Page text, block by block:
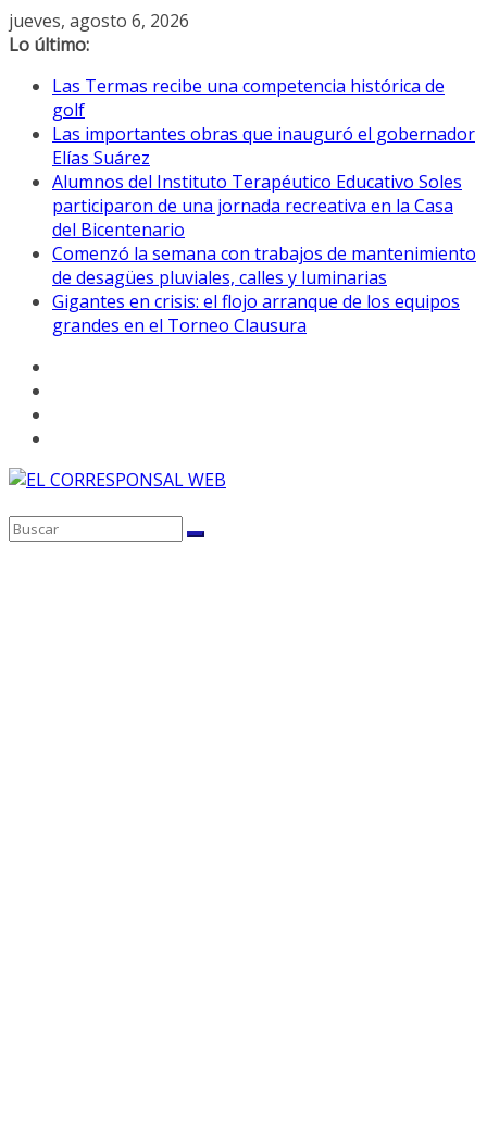
Saltar
al
jueves, agosto 6, 2026
Lo último:
Las Termas recibe una competencia histórica de
golf
Las importantes obras que inauguró el gobernador
Elías Suárez
Alumnos del Instituto Terapéutico Educativo Soles
participaron de una jornada recreativa en la Casa
del Bicentenario
Comenzó la semana con trabajos de mantenimiento
de desagües pluviales, calles y luminarias
Gigantes en crisis: el flojo arranque de los equipos
grandes en el Torneo Clausura